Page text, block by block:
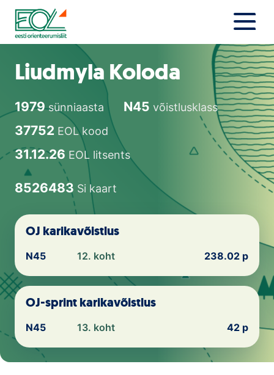
Liigu
sisu
juurde
Estonian Orienteering Federation
Uudised
Orienteerujale
Eesti Orienteerumine 100!
Toetamine
Telli litsents!
Loha
Kontakt
EOL
Galerii
Liudmyla Koloda
1979sünniaasta N45 võistlusklass
37752 EOL kood
31.12.26 EOL litsents
8526483 Si kaart
OJ karikavõistlus
N45 12. koht 238.02 p
OJ-sprint karikavõistlus
N45 13. koht 42 p